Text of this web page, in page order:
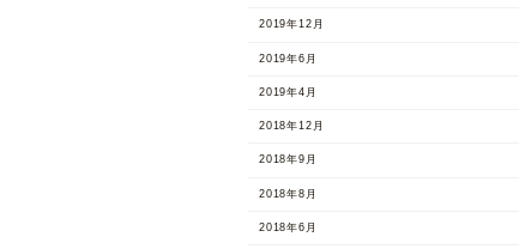
2019年12月
2019年6月
2019年4月
2018年12月
2018年9月
2018年8月
2018年6月